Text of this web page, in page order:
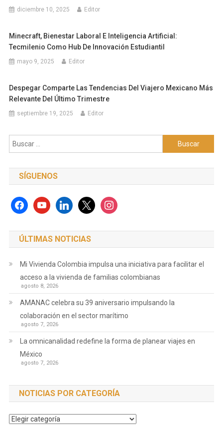
diciembre 10, 2025 Editor
Minecraft, Bienestar Laboral E Inteligencia Artificial:
Tecmilenio Como Hub De Innovación Estudiantil
mayo 9, 2025 Editor
Despegar Comparte Las Tendencias Del Viajero Mexicano Más
Relevante Del Último Trimestre
septiembre 19, 2025 Editor
Buscar:
SÍGUENOS
facebookyoutubelinkedinx instagram
ÚLTIMAS NOTICIAS
Mi Vivienda Colombia impulsa una iniciativa para facilitar el
acceso a la vivienda de familias colombianas
agosto 8, 2026
AMANAC celebra su 39 aniversario impulsando la
colaboración en el sector marítimo
agosto 7, 2026
La omnicanalidad redefine la forma de planear viajes en
México
agosto 7, 2026
NOTICIAS POR CATEGORÍA
Noticias